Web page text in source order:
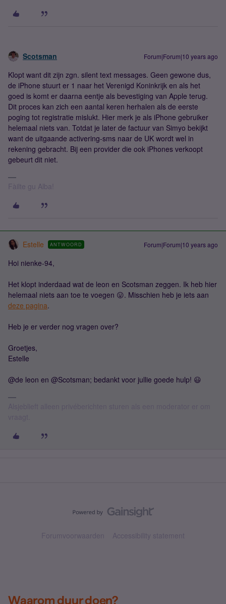
Scotsman Forum|Forum|10 years ago
Klopt want dit zijn zgn. silent text messages. Geen gewone dus,
de iPhone stuurt er 1 naar het Verenigd Koninkrijk en als het
goed is komt er daarna eentje als bevestiging van Apple terug.
Dit proces kan zich een aantal keren herhalen als de eerste
poging tot registratie mislukt. Hier merk je als iPhone gebruiker
helemaal niets van. Totdat je later de factuur van Simyo bekijkt
want de uitgaande activering-sms naar de UK wordt wel in
rekening gebracht. Bij een provider die ook iPhones verkoopt
gebeurt dit niet.
Fàilte gu Alba!
Estelle ANTWOORD Forum|Forum|10 years ago
Hoi nienke-94,
Het klopt inderdaad wat de leon en Scotsman zeggen. Ik heb hier
helemaal niets aan toe te voegen 😛. Misschien heb je iets aan
deze pagina.
Heb je er verder nog vragen over?
Groetjes,
Estelle
@de leon en @Scotsman; bedankt voor jullie goede hulp! 😃
Forumvoorwaarden Accessibility statement
Waarom duur doen?